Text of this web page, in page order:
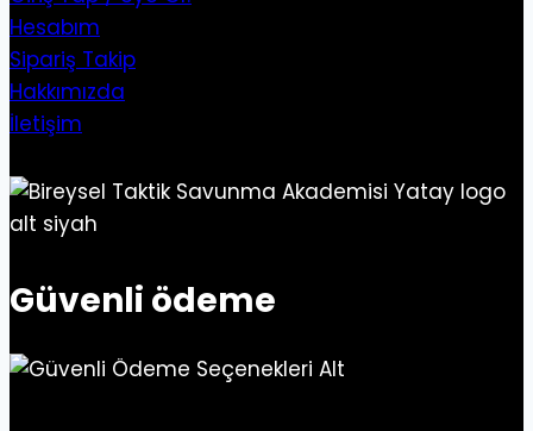
Hesabım
Sipariş Takip
Hakkımızda
İletişim
Güvenli ödeme